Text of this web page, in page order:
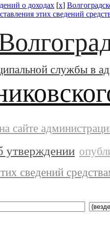
о доходах [x]
этих сведений
службы в
сайте
утверждении
сведений